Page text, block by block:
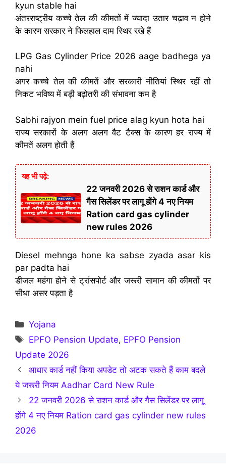
kyun stable hai
अंतरराष्ट्रीय कच्चे तेल की कीमतों में ज्यादा उतार चढ़ाव न होने
के कारण सरकार ने फिलहाल दाम स्थिर रखे हैं
LPG Gas Cylinder Price 2026 aage badhega ya
nahi
अगर कच्चे तेल की कीमतें और सरकारी नीतियां स्थिर रहीं तो
निकट भविष्य में बड़ी बढ़ोतरी की संभावना कम है
Sabhi rajyon mein fuel price alag kyun hota hai
राज्य सरकारों के अलग अलग वैट टैक्स के कारण हर राज्य में
कीमतें अलग होती हैं
यह भी पढ़े:
22 जनवरी 2026 से राशन कार्ड और
गैस सिलेंडर पर लागू होंगे 4 नए नियम
Ration card gas cylinder
new rules 2026
Diesel mehnga hone ka sabse zyada asar kis
par padta hai
डीजल महंगा होने से ट्रांसपोर्ट और जरूरी सामान की कीमतों पर
सीधा असर पड़ता है
Categories
Yojana
Tags
EPFO Pension Update, EPFO Pension
Update 2026
आधार कार्ड नहीं किया अपडेट तो अटक सकते हैं काम बदले
ये जरूरी नियम Aadhar Card New Rule
22 जनवरी 2026 से राशन कार्ड और गैस सिलेंडर पर लागू
होंगे 4 नए नियम Ration card gas cylinder new rules
2026